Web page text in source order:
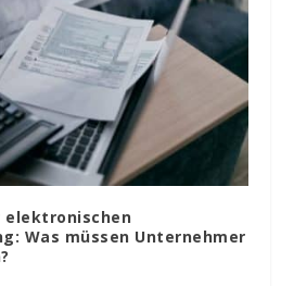
Was müssen Unternehmer